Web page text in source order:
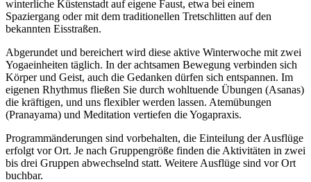
winterliche Küstenstadt auf eigene Faust, etwa bei einem
Spaziergang oder mit dem traditionellen Tretschlitten auf den
bekannten Eisstraßen.
Abgerundet und bereichert wird diese aktive Winterwoche mit zwei
Yogaeinheiten täglich. In der achtsamen Bewegung verbinden sich
Körper und Geist, auch die Gedanken dürfen sich entspannen. Im
eigenen Rhythmus fließen Sie durch wohltuende Übungen (Asanas)
die kräftigen, und uns flexibler werden lassen. Atemübungen
(Pranayama) und Meditation vertiefen die Yogapraxis.
Programmänderungen sind vorbehalten, die Einteilung der Ausflüge
erfolgt vor Ort. Je nach Gruppengröße finden die Aktivitäten in zwei
bis drei Gruppen abwechselnd statt. Weitere Ausflüge sind vor Ort
buchbar.